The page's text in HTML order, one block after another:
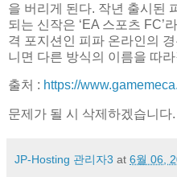
을 버리게 된다. 작년 출시된
되는 신작은 ‘EA 스포츠 FC’
격 포지션인 피파 온라인의
니면 다른 방식의 이름을 따
출처 : https://
문제가 될 시 삭제하겠습니다.
JP-Hosting 관리자3 at 6월 06,